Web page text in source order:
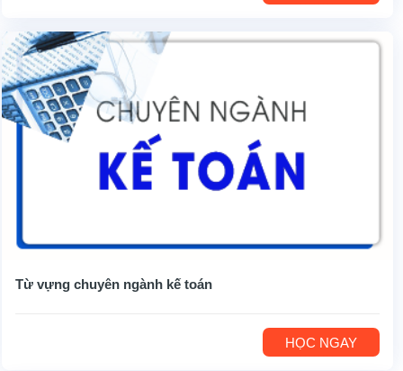
Từ vựng chuyên ngành kế toán
HỌC NGAY